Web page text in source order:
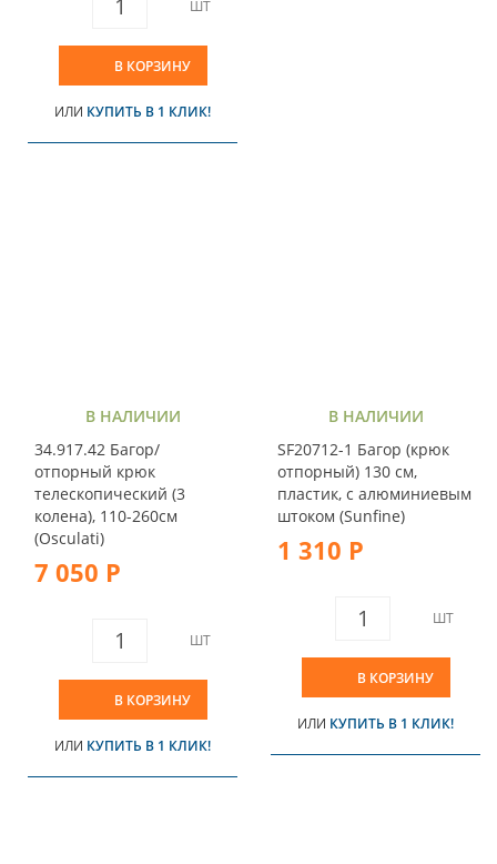
ШТ
В КОРЗИНУ
ИЛИ КУПИТЬ В 1 КЛИК!
В НАЛИЧИИ
34.917.42 Багор/
отпорный крюк
телескопический (3
колена), 110-260см
(Osculati)
7 050 Р
ШТ
В КОРЗИНУ
ИЛИ КУПИТЬ В 1 КЛИК!
В НАЛИЧИИ
SF20712-1 Багор (крюк
отпорный) 130 см,
пластик, с алюминиевым
штоком (Sunfine)
1 310 Р
ШТ
В КОРЗИНУ
ИЛИ КУПИТЬ В 1 КЛИК!